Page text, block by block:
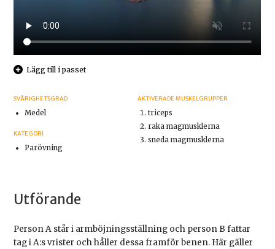
Lägg till i passet
SVÅRIGHETSGRAD
Medel
KATEGORI
Parövning
AKTIVERADE MUSKELGRUPPER
triceps
raka magmusklerna
sneda magmusklerna
Utförande
Person A står i armböjningsställning och person B fattar
tag i A:s vrister och håller dessa framför benen. Här gäller